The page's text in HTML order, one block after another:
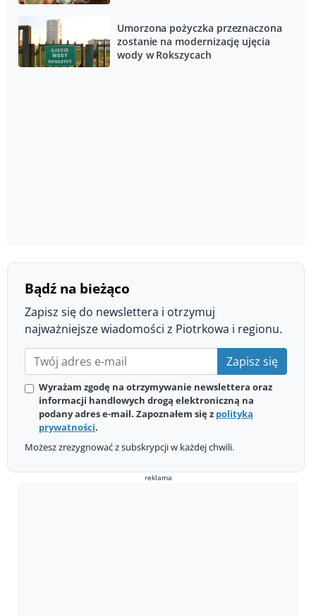
Umorzona pożyczka przeznaczona
zostanie na modernizację ujęcia
wody w Rokszycach
Bądź na bieżąco
Zapisz się do newslettera i otrzymuj
najważniejsze wiadomości z Piotrkowa i regionu.
Zapisz się
Wyrażam zgodę na otrzymywanie newslettera oraz
informacji handlowych drogą elektroniczną na
podany adres e-mail. Zapoznałem się z polityką
prywatności.
Możesz zrezygnować z subskrypcji w każdej chwili.
reklama